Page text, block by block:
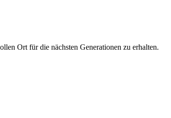
Ort für die nächsten Generationen zu erhalten.